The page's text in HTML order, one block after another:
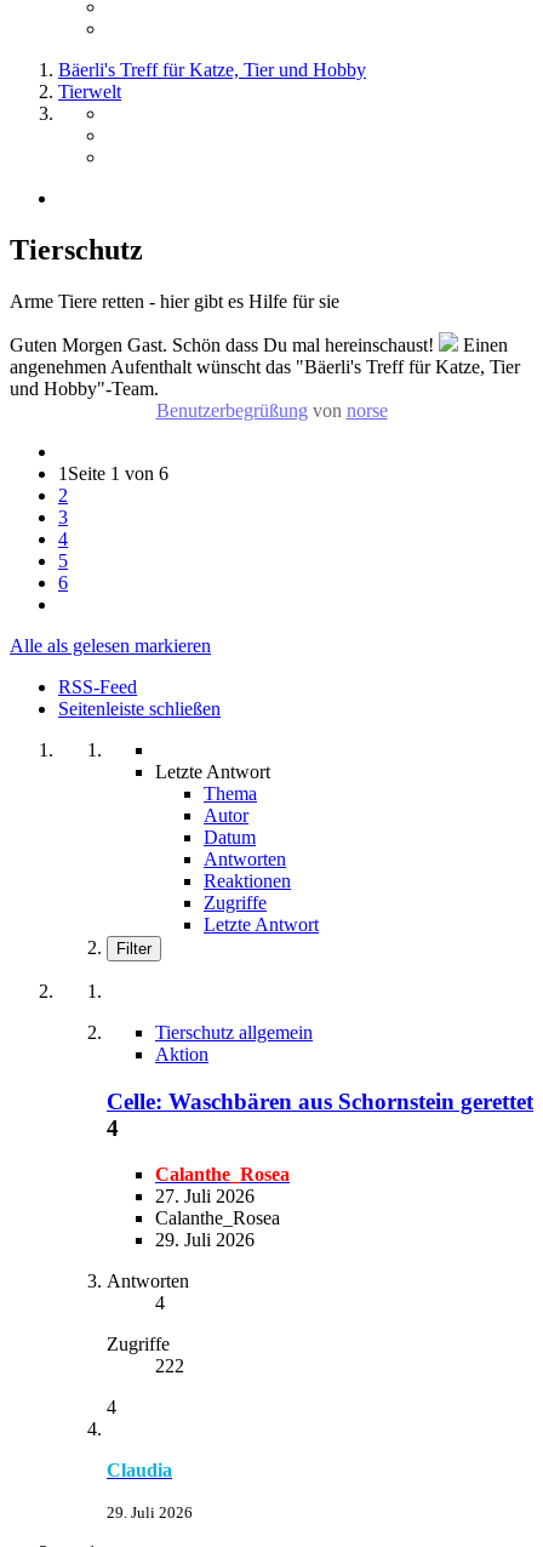
Bäerli's Treff für Katze, Tier und Hobby
Tierwelt
Tierschutz
Arme Tiere retten - hier gibt es Hilfe für sie
Guten Morgen Gast. Schön dass Du mal hereinschaust!
Einen
angenehmen Aufenthalt wünscht das "Bäerli's Treff für Katze, Tier
und Hobby"-Team.
Benutzerbegrüßung von norse
1 Seite 1 von 6
2
3
4
5
6
Alle als gelesen markieren
RSS-Feed
Seitenleiste schließen
Letzte Antwort
Thema
Autor
Datum
Antworten
Reaktionen
Zugriffe
Letzte Antwort
Filter
Tierschutz allgemein
Aktion
Celle: Waschbären aus Schornstein gerettet
4
Calanthe_Rosea
27. Juli 2026
Calanthe_Rosea
29. Juli 2026
Antworten
4
Zugriffe
222
4
Claudia
29. Juli 2026